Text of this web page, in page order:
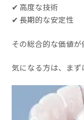
✔ 高度な技術
✔ 長期的な安定性
その総合的な価値が
気になる方は、ま